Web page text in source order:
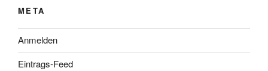
META
Anmelden
Eintrags-Feed